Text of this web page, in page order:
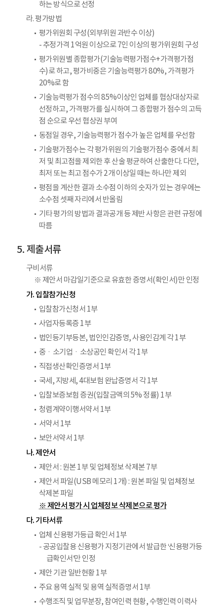
하는 방식으로 선정
라. 평가방법
평가위원회 구성(외부위원 과반수 이상)
- 추정가격 1억원 이상으로 7인 이상의 평가위원회 구성
평가위원별 종합평가(기술능력평가점수+가격평가점
수)로 하고, 평가비중은 기술능력평가 80%, 가격평가
20%로 함
기술능력평가 점수의 85%이상인 업체를 협상대상자로
선정하고, 가격평가를 실시하여 그 종합평가 점수의 고득
점 순으로 우선 협상권 부여
동점일 경우, 기술능력평가 점수가 높은 업체를 우선함
기술평가점수는 각 평가위원의 기술평가점수 중에서 최
저 및 최고점을 제외한 후 산술 평균하여 산출한다. 다만,
최저 또는 최고 점수가 2개 이상일 때는 하나만 제외
평점을 계산한 결과 소수점 이하의 숫자가 있는 경우에는
소수점 셋째 자리에서 반올림
기타 평가의 방법과 결과공개 등 제반 사항은 관련 규정에
따름
제출서류
구비서류
※ 제안서 마감일기준으로 유효한 증명서(확인서)만 인정
가. 입찰참가신청
입찰참가신청서 1부
사업자등록증 1부
법인등기부등본, 법인인감증명, 사용인감계 각 1부
중ㆍ소기업ㆍ소상공인 확인서 각 1부
직접생산확인증명서 1부
국세, 지방세, 4대보험 완납증명서 각 1부
입찰보증보험 증권(입찰금액의 5% 정률) 1부
청렴계약이행서약서 1부
서약서 1부
보안서약서 1부
나. 제안서
제안서 : 원본 1부 및 업체정보 삭제본 7부
제안서 파일(USB 메모리 1개) : 원본 파일 및 업체정보
삭제본 파일
※ 제안서 평가 시 업체정보 삭제본으로 평가
다. 기타서류
업체 신용평가등급 확인서 1부
- 공공입찰용 신용평가 지정기관에서 발급한 ‘신용평가등
급확인서’만 인정
제안 기관 일반현황 1부
주요 용역 실적 및 용역 실적증명서 1부
수행조직 및 업무분장, 참여인력 현황, 수행인력 이력사